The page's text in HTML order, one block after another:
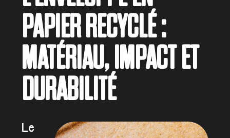
PAPIER RECYCLÉ :
MATÉRIAU, IMPACT ET
DURABILITÉ
Le